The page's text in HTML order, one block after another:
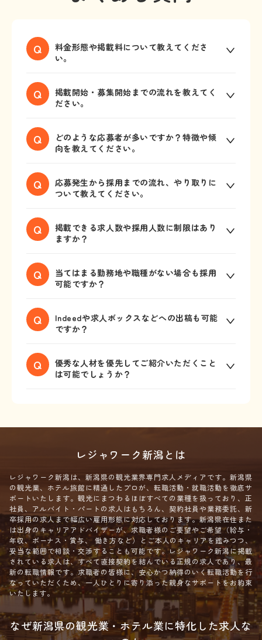
Q
料金形態や掲載料について教えてくださ
い。
る成果報酬型です。成果報酬は「理論年
い。またご請求は「入社月の月末請求・翌
月末払い」となります。求職者の入社日か
由であっても返金保証の対象となりますの
でご安心ください。
Q
掲載開始・募集開始までの流れを教えてく
ださい。
ます。求人原稿を入力いただくフォーマッ
けでも大丈夫です。その際に「企業ロゴ」
と「職場や仕事内容が伝わる画像」も併せ
でもユニークで1枚でも多くいただけると応
募数が増える傾向にあります。
Q
どのような応募者が多いですか？特徴や傾
向を教えてください。
行・ホテル業界経験者」が多いのが最大の
す。また未経験者であっても、業界で働き
たいという想いが強かったり、就職したか
な理由の応募者が多いというのも特徴で
す。
Q
応募発生から採用までの流れ、やり取りに
ついて教えてください。
めます。そのステップは大きく3つございま
弊社キャリアアドバイザーが対応します。
履歴書と職務経歴書を回収し貴社の募集要
るかを確認します。
【ステップ②】条件をクリアしている方の
きます。
【ステップ③】面接に進む場合、貴社の希
減らす努力を行っています。
Q
掲載できる求人数や採用人数に制限はあり
ますか？
いません。職種や勤務地ごとに募集要項を
減らす事にもつながります。好きなだけ採
用してください。
Q
当てはまる勤務地や職種がない場合も採用
可能ですか？
ことは可能です。過去には海外支店をご掲
でレジャワーク新潟に存在しない場合で
も、今後同様の求人ニーズが見込まれる場
Q
Indeedや求人ボックスなどへの出稿も可能
ですか？
スからIndeed、求人ボックス、スタンバ
稿も可能です。（別途費用がかかりま
Q
優秀な人材を優先してご紹介いただくこと
は可能でしょうか？
の応募だけでなく、転職相談への申し込み
す。それらの求職者に対して、貴社の求人
を優先的に紹介することは可能です。それ
にはキャリアアドバイザーの面談・ヒアリ
ングが必須となりますため、その分の稼働
費用をいただくことで対応可能となりま
す。
レジャワーク新潟とは
レジャワーク新潟は、新潟県の観光業界専門求人メディアです。新潟県
の観光業、ホテル旅館に精通したプロが、転職活動・就職活動を徹底サ
ポートいたします。観光にまつわるほぼすべての業種を扱っており、正
社員、アルバイト・パートの求人はもちろん、契約社員や業務委託、新
卒採用の求人まで幅広い雇用形態に対応しております。新潟県在住また
は出身のキャリアアドバイザーが、求職者様のご要望やご希望（給与・
年収、ボーナス・賞与、 働き方など）とご本人のキャリアを鑑みつつ、
妥当な範囲で相談・交渉することも可能です。レジャワーク新潟に掲載
されている求人は、すべて直接契約を結んでいる正規の求人であり、最
新の転職情報です。求職者の皆様に、安心かつ納得のいく転職活動を行
なっていただくため、一人ひとりに寄り添った親身なサポートをお約束
いたします。
なぜ新潟県の観光業・ホテル業に特化した求人な